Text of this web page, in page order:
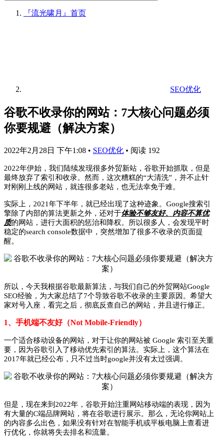
『流光啸月』 首页
SEO优化
谷歌不收录你的网站：7大核心问题必须
你要规避（解决方案）
2022年2月28日 下午1:08 • SEO优化 • 阅读 192
2022年伊始，我们陆续发现很多外贸新站，谷歌开始抓取，但是
最终放弃了索引和收录。然而，这次糟糕的“大清洗”，并不止针
对刚刚上线的网站，就连很多老站，也无法幸免于难。
实际上，2021年下半年，就已经出现了这种迹象。Google搜索引
擎除了内部的算法更新之外，还对于体验不够友好、内容不算优
质的网站，进行大面积的惩治和降权。所以很多人，会发现平时
稳定的search console数据中，突然增加了很多不收录的页面提
醒。
所以，今天我根据谷歌最新算法，与我们自己的外贸网站Google
SEO经验，为大家总结了7个导致谷歌不收录的主要原因。希望大
家对号入座，看完之后，彻底反查自己的网站，并且进行修正。
1、手机端不友好（Not Mobile-Friendly）
一个适合移动设备的网站，对于让你的网站被 Google 索引至关重
要，因为谷歌引入了移动优先索引的算法。实际上，这个算法在
2017年就已经公布，只不过当时google并没有太过强调。
但是，现在来到2022年，谷歌开始注重网站移动端的表现，因为
有大量的C端品牌网站，将在谷歌进行展示。那么，无论你网站上
的内容多么出色，如果没有针对在智能手机或平板电脑上查看进
行优化，你就将失去排名和流量。